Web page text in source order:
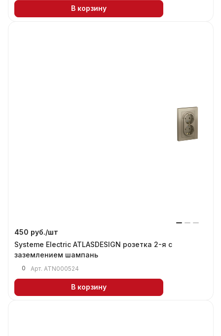
В корзину
450 руб./шт
Systeme Electric ATLASDESIGN розетка 2-я с
заземлением шампань
0 Арт. ATN000524
В корзину